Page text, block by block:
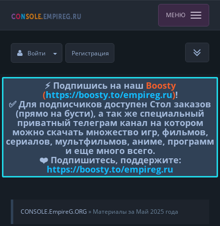
МЕНЮ
Войти Регистрация
⚡️ Подпишись на наш Boosty
(https://boosty.to/empireg.ru)!
✅ Для подписчиков доступен Стол заказов
(прямо на бусти), а так же специальный
приватный телеграм канал на котором
можно скачать множество игр, фильмов,
сериалов, мультфильмов, аниме, программ
и еще много всего.
❤️ Подпишитесь, поддержите:
https://boosty.to/empireg.ru
CONSOLE.EmpireG.ORG » Материалы за Май 2025 года